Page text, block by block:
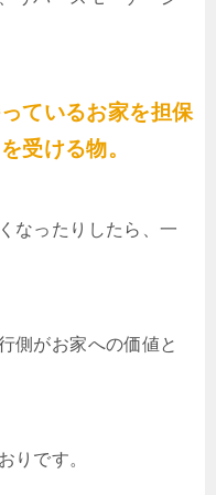
ているお家を担保
受ける物。
なったりしたら、一
側がお家への価値と
りです。